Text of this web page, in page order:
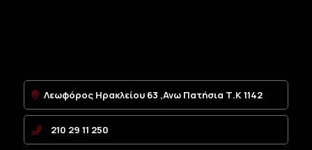
Λεωφόρος Ηρακλείου 63 ,Ανω Πατήσια Τ.Κ 1142
210 29 11 250